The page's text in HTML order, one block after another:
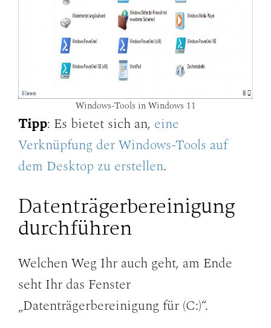
Windows-Tools in Windows 11
Tipp: Es bietet sich an, eine
Verknüpfung der Windows-Tools auf
dem Desktop zu erstellen.
Datenträgerbereinigung
durchführen
Welchen Weg Ihr auch geht, am Ende
seht Ihr das Fenster
„Datenträgerbereinigung für (C:)“.